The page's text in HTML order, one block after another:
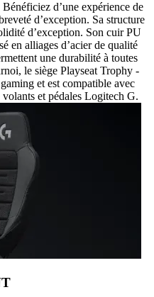
d’une expérience de
d’exception. Sa structure
d’exception. Son cuir PU
en alliages d’acier de qualité
une durabilité à toutes
le siège Playseat Trophy -
et est compatible avec
et pédales Logitech G.